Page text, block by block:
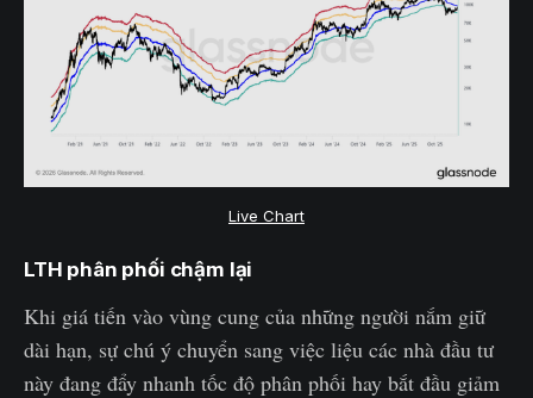
Live Chart
LTH phân phối chậm lại
Khi giá tiến vào vùng cung của những người nắm giữ
dài hạn, sự chú ý chuyển sang việc liệu các nhà đầu tư
này đang đẩy nhanh tốc độ phân phối hay bắt đầu giảm